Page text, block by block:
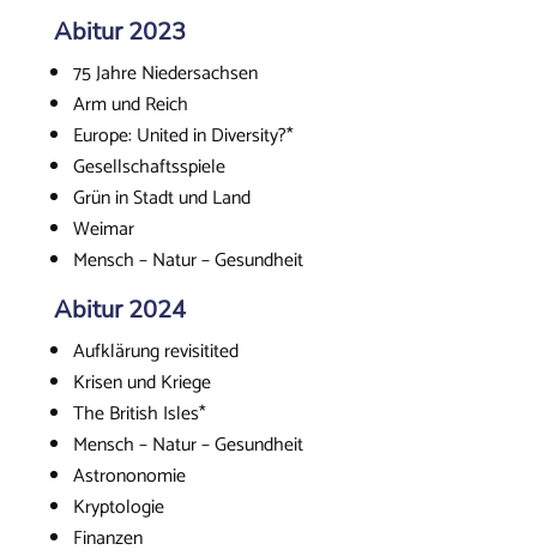
Abitur 2023
75 Jahre Niedersachsen
Arm und Reich
Europe: United in Diversity?*
Gesellschaftsspiele
Grün in Stadt und Land
Weimar
Mensch – Natur – Gesundheit
Abitur 2024
Aufklärung revisitited
Krisen und Kriege
The British Isles*
Mensch – Natur – Gesundheit
Astrononomie
Kryptologie
Finanzen